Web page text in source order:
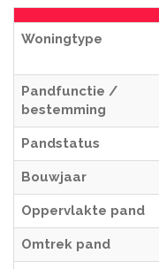
Woningtype
Pandfunctie /
bestemming
Pandstatus
Bouwjaar
Oppervlakte pand
Omtrek pand